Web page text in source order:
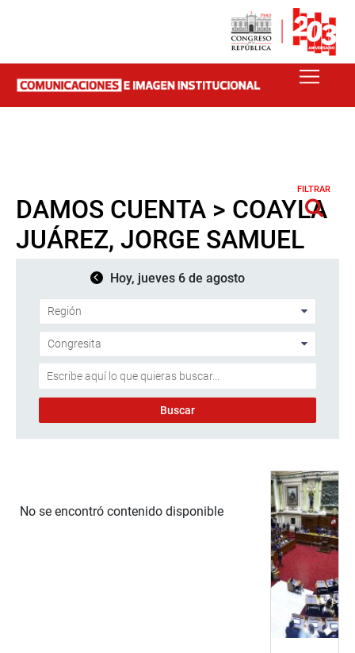
DAMOS CUENTA > COAYLA
JUÁREZ, JORGE SAMUEL
FILTRAR
Hoy, jueves 6 de agosto
No se encontró contenido disponible